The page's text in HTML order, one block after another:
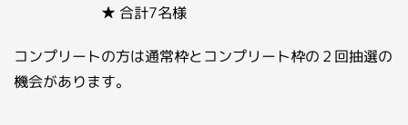
★ 合計7名様
コンプリートの方は通常枠とコンプリート枠の２回抽選の
機会があります。